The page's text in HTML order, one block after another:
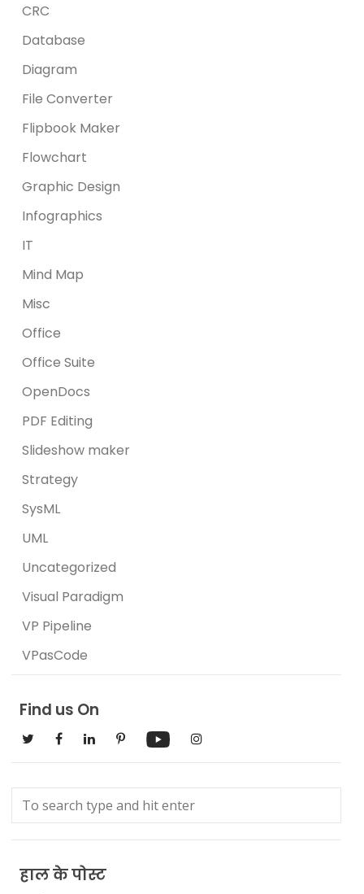
CRC
Database
Diagram
File Converter
Flipbook Maker
Flowchart
Graphic Design
Infographics
IT
Mind Map
Misc
Office
Office Suite
OpenDocs
PDF Editing
Slideshow maker
Strategy
SysML
UML
Uncategorized
Visual Paradigm
VP Pipeline
VPasCode
Find us On
हाल के पोस्ट